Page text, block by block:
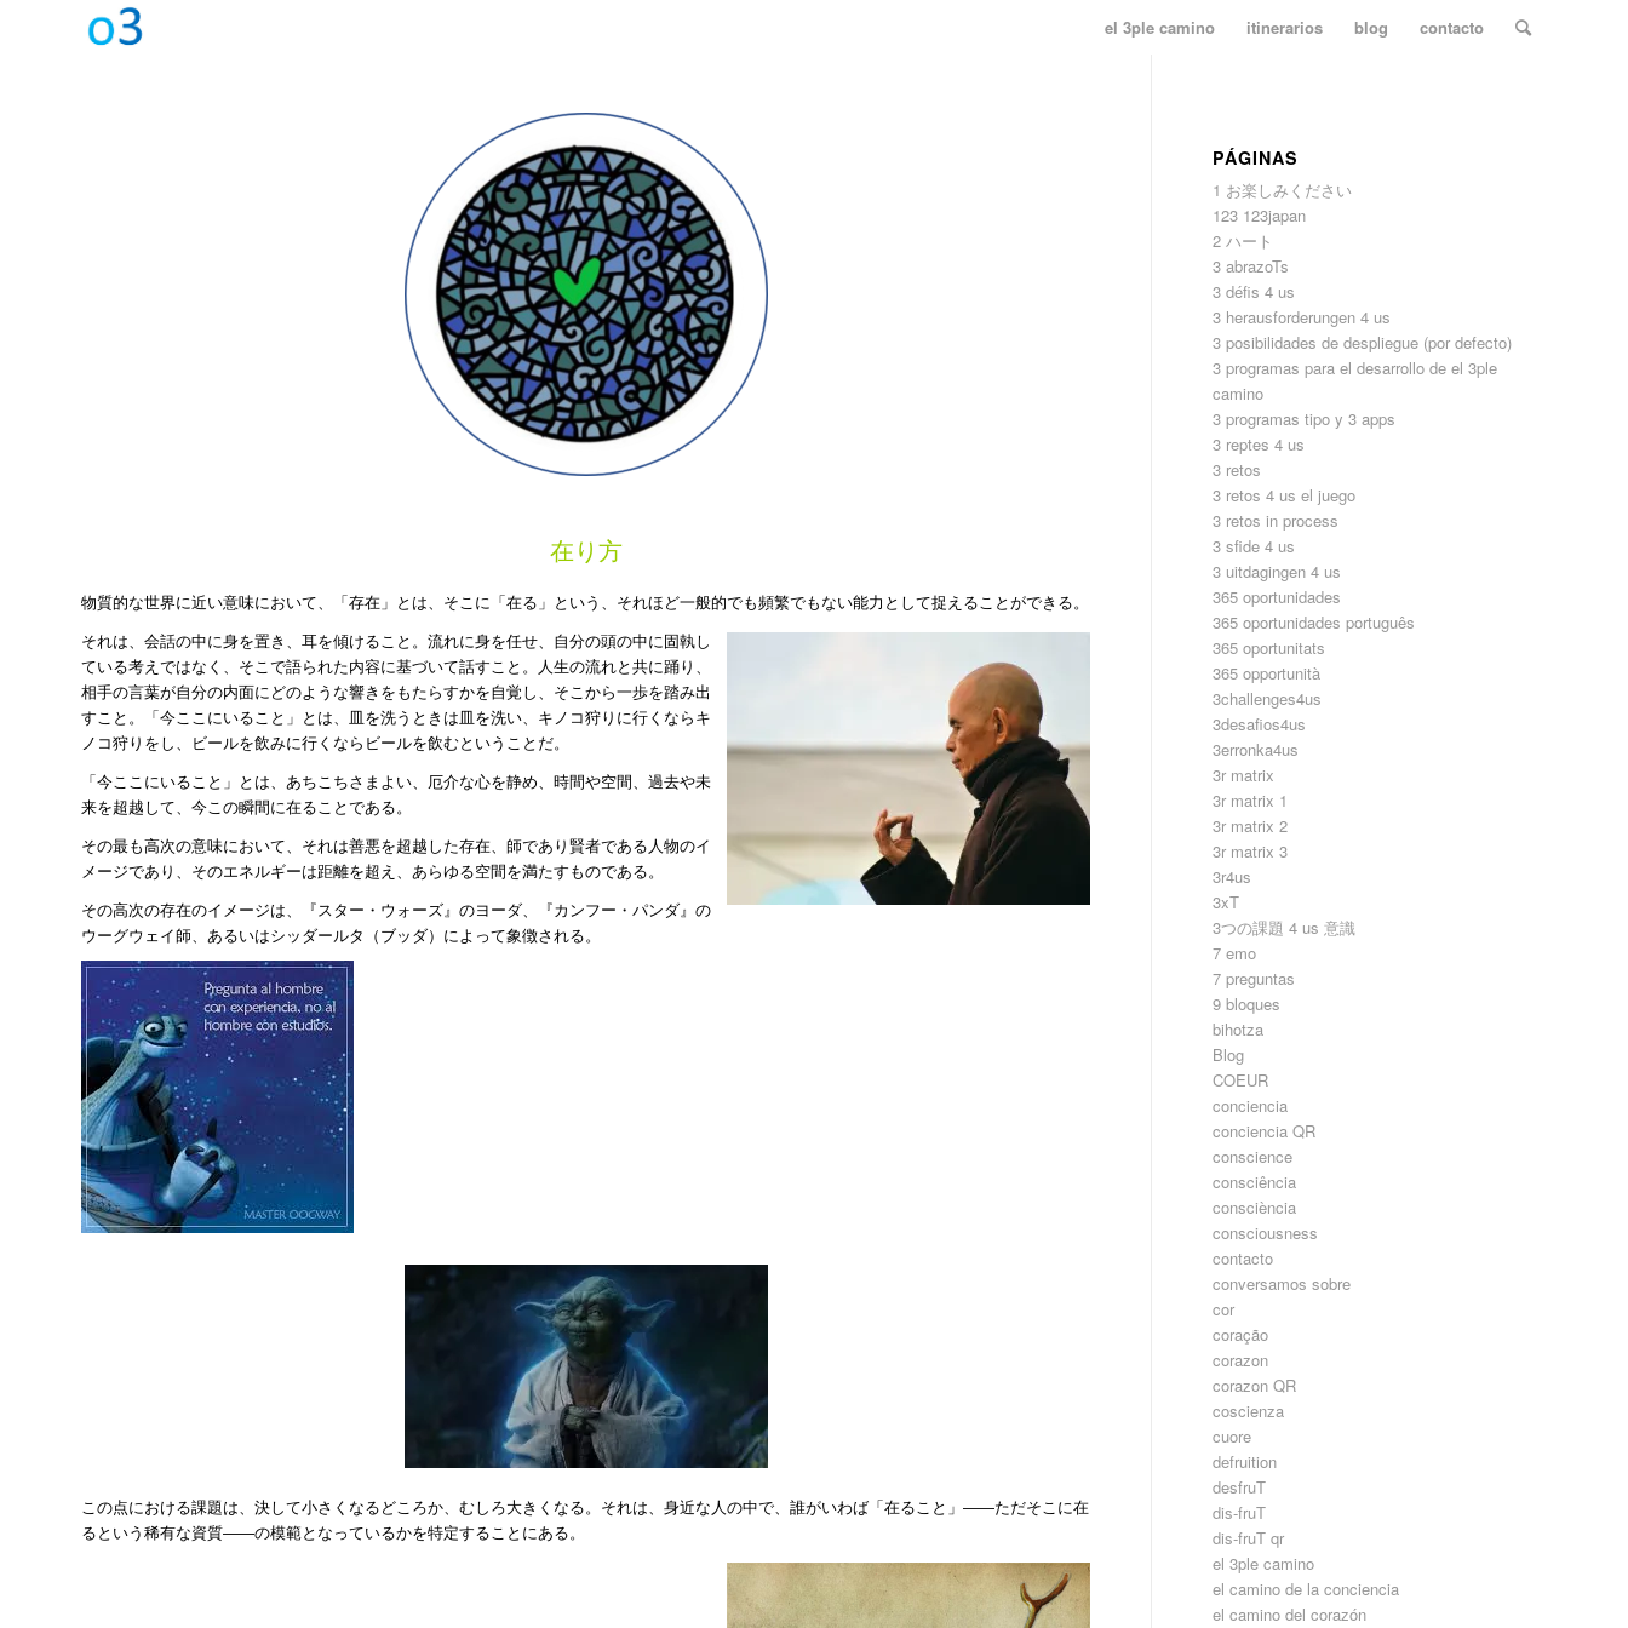
el 3ple camino itinerarios blog contacto
在り方
物質的な世界に近い意味において、「存在」とは、そこに「在る」という、それほど一般的でも頻繁でもない能力として捉えることができる。
それは、会話の中に身を置き、耳を傾けること。流れに身を任せ、自分の頭の中に固執し
ている考えではなく、そこで語られた内容に基づいて話すこと。人生の流れと共に踊り、
相手の言葉が自分の内面にどのような響きをもたらすかを自覚し、そこから一歩を踏み出
すこと。「今ここにいること」とは、皿を洗うときは皿を洗い、キノコ狩りに行くならキ
ノコ狩りをし、ビールを飲みに行くならビールを飲むということだ。
「今ここにいること」とは、あちこちさまよい、厄介な心を静め、時間や空間、過去や未
来を超越して、今この瞬間に在ることである。
その最も高次の意味において、それは善悪を超越した存在、師であり賢者である人物のイ
メージであり、そのエネルギーは距離を超え、あらゆる空間を満たすものである。
その高次の存在のイメージは、『スター・ウォーズ』のヨーダ、『カンフー・パンダ』の
ウーグウェイ師、あるいはシッダールタ（ブッダ）によって象徴される。
この点における課題は、決して小さくなるどころか、むしろ大きくなる。それは、身近な人の中で、誰がいわば「在ること」――ただそこに在
るという稀有な資質――の模範となっているかを特定することにある。
PÁGINAS
1 お楽しみください
123 123japan
2 ハート
3 abrazoTs
3 défis 4 us
3 herausforderungen 4 us
3 posibilidades de despliegue (por defecto)
3 programas para el desarrollo de el 3ple
camino
3 programas tipo y 3 apps
3 reptes 4 us
3 retos
3 retos 4 us el juego
3 retos in process
3 sfide 4 us
3 uitdagingen 4 us
365 oportunidades
365 oportunidades português
365 oportunitats
365 opportunità
3challenges4us
3desafios4us
3erronka4us
3r matrix
3r matrix 1
3r matrix 2
3r matrix 3
3r4us
3xT
3つの課題 4 us 意識
7 emo
7 preguntas
9 bloques
bihotza
Blog
COEUR
conciencia
conciencia QR
conscience
consciência
consciència
consciousness
contacto
conversamos sobre
cor
coração
corazon
corazon QR
coscienza
cuore
defruition
desfruT
dis-fruT
dis-fruT qr
el 3ple camino
el camino de la conciencia
el camino del corazón